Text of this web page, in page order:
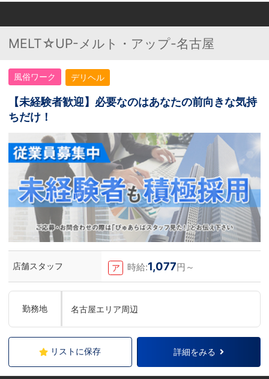
MELT☆UP-メルト・アップ-名古屋
風俗ワーク デリヘル
【未経験者歓迎】必要なのはあなたの前向きな気持
ちだけ！
店舗スタッフ ア 時給:1,077円～
勤務地 名古屋エリア周辺
リストに保存 詳細をみる